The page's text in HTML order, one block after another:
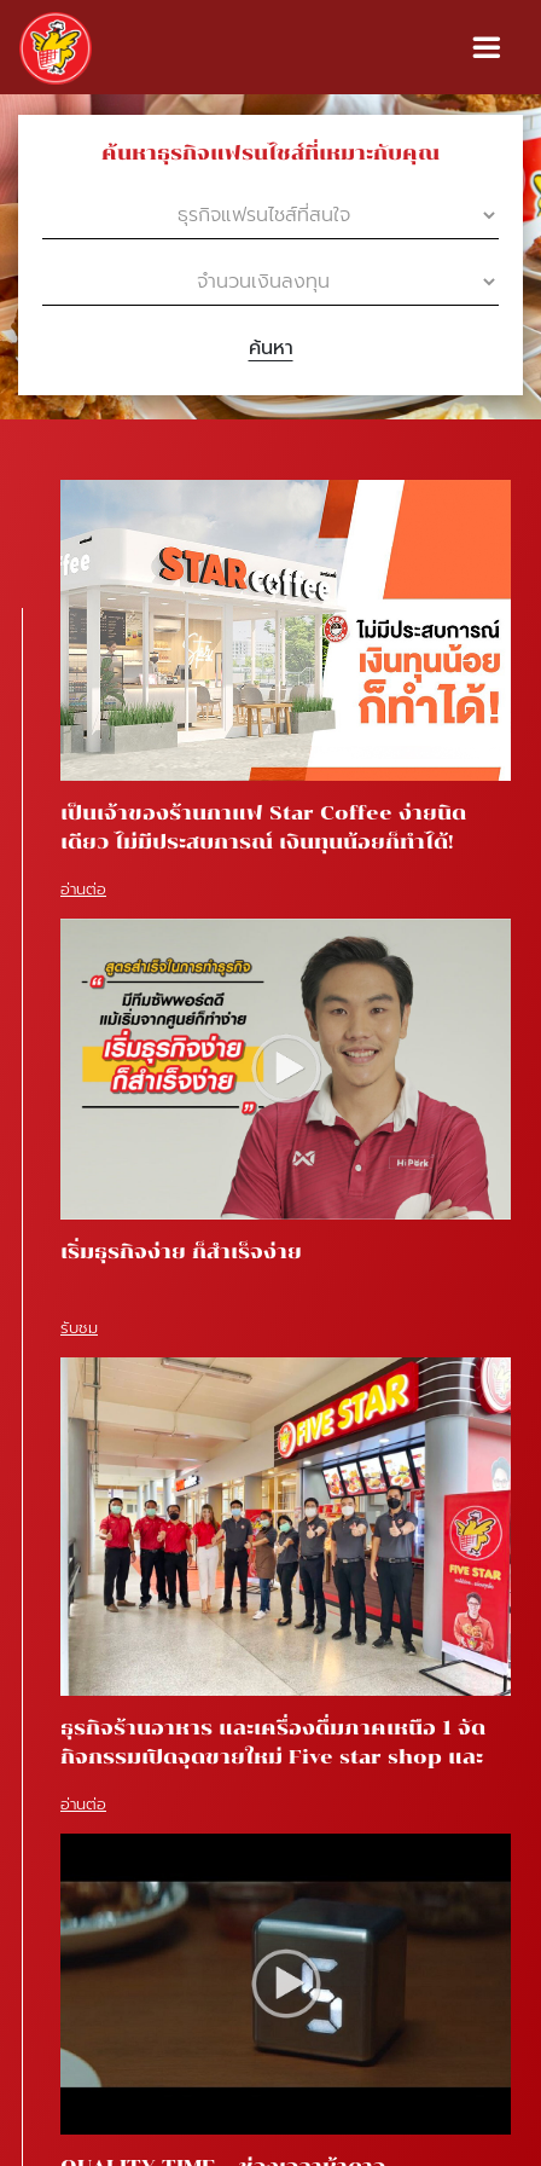
ค้นหาธุรกิจแฟรนไชส์ที่เหมาะกับคุณ
ค้นหา
เป็นเจ้าของร้านกาแฟ Star Coffee ง่ายนิด
เดียว ไม่มีประสบการณ์ เงินทุนน้อยก็ทำได้!
อ่านต่อ
เริ่มธุรกิจง่าย ก็สำเร็จง่าย
รับชม
ธุรกิจร้านอาหาร และเครื่องดื่มภาคเหนือ 1 จัด
กิจกรรมเปิดจุดขายใหม่ Five star shop และ
อ่านต่อ